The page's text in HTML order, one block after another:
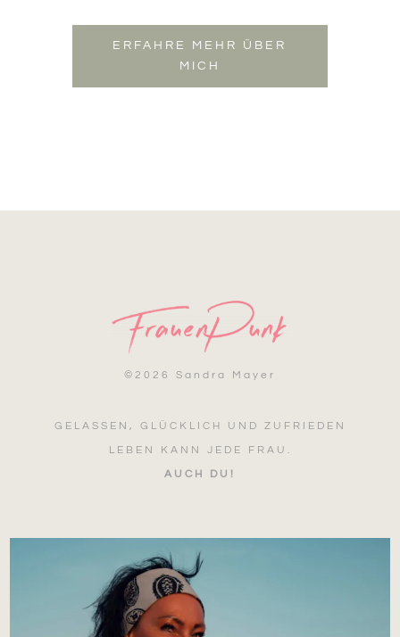
ERFAHRE MEHR ÜBER
MICH
© 2026 Sandra Mayer
GELASSEN, GLÜCKLICH UND ZUFRIEDEN
LEBEN KANN JEDE FRAU.
AUCH DU!